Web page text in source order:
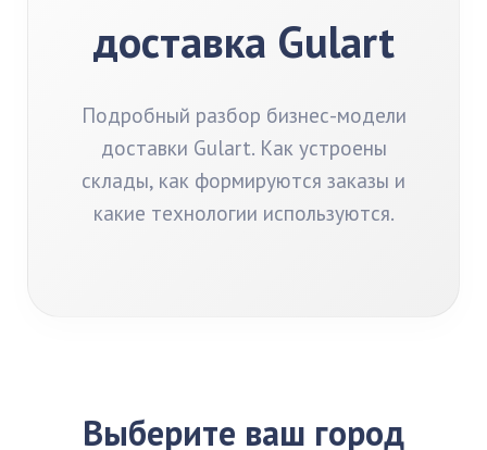
доставка Gulart
Подробный разбор бизнес-модели
доставки Gulart. Как устроены
склады, как формируются заказы и
какие технологии используются.
Выберите ваш город